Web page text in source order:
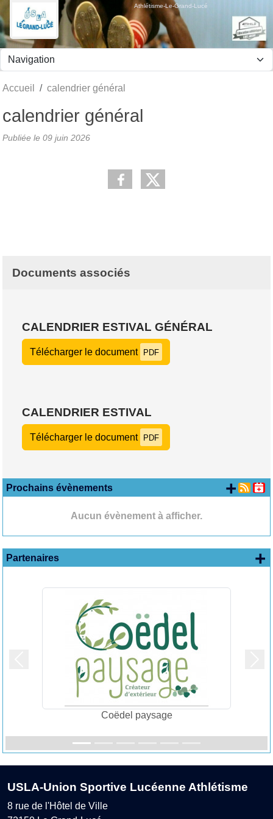
Athlétisme-Le-Grand-Lucé
Accueil calendrier général
calendrier général
Publiée le 09 juin 2026
Documents associés
CALENDRIER ESTIVAL GÉNÉRAL
Télécharger le document PDF
CALENDRIER ESTIVAL
Télécharger le document PDF
Prochains évènements
Aucun évènement à afficher.
+
Partenaires
Coëdel paysage
+
USLA-Union Sportive Lucéenne Athlétisme
8 rue de l'Hôtel de Ville
Panneau de gestion des cookies